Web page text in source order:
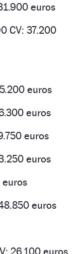
euros
CV: 37.200
euros
euros
euros
euros
euros
euros
26.100 euros